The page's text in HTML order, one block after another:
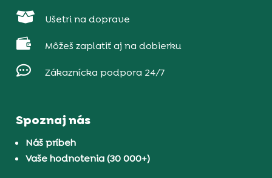
 Ušetri na doprave
 Môžeš zaplatiť aj na dobierku
 Zákaznícka podpora 24/7
Spoznaj nás
Náš príbeh
Vaše hodnotenia (30 000+)